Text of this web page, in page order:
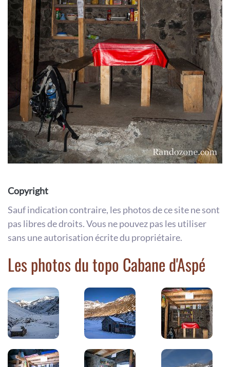
Copyright
Sauf indication contraire, les photos de ce site ne sont
pas libres de droits. Vous ne pouvez pas les utiliser
sans une autorisation écrite du propriétaire.
Les photos du topo Cabane d'Aspé